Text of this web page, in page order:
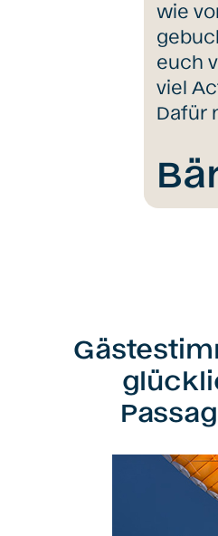
wie
euch
viel
Dafür